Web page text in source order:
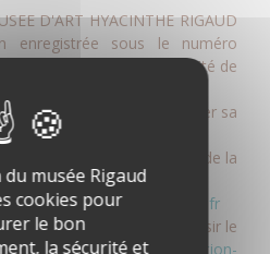
D'ART HYACINTHE RIGAUD
enregistrée sous le numéro
comme entité de
consommateur doit formuler sa
Solution - 222 chemin de la
Niost
conso.fr
en ligne intitulé « Saisir le
www.sasmediationsolution-
musée Rigaud
cookies pour
le bon
la sécurité et